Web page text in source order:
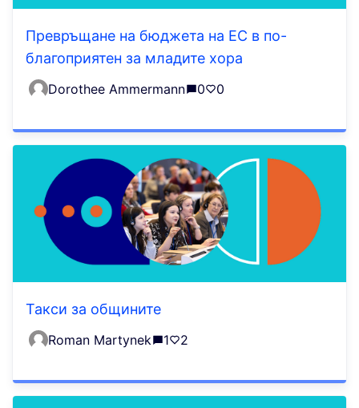
Превръщане на бюджета на ЕС в по-
благоприятен за младите хора
Dorothee Ammermann 0 0
Такси за общините
Roman Martynek 1 2